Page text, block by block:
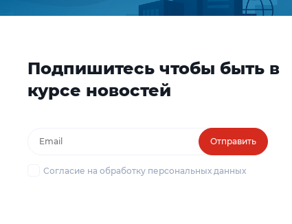
Подпишитесь чтобы быть в
курсе новостей
Отправить
Согласие на обработку персональных данных